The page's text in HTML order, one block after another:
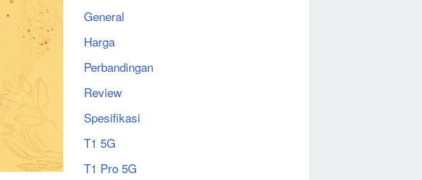
General
Harga
Perbandingan
Review
Spesifikasi
T1 5G
T1 Pro 5G